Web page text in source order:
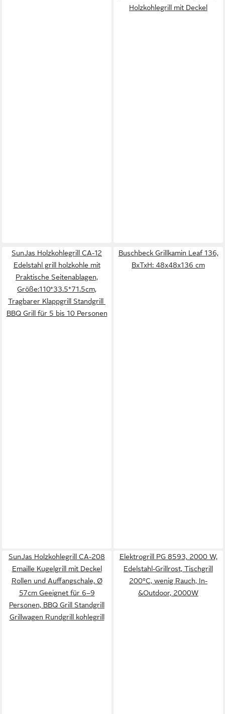
Holzkohlegrill mit Deckel
SunJas Holzkohlegrill CA-12
Edelstahl grill holzkohle mit
Praktische Seitenablagen,
Größe:110*33.5*71.5cm,
Tragbarer Klappgrill Standgrill
BBQ Grill für 5 bis 10 Personen
Buschbeck Grillkamin Leaf 136,
BxTxH: 48x48x136 cm
SunJas Holzkohlegrill CA-208
Emaille Kugelgrill mit Deckel
Rollen und Auffangschale, Ø
57cm Geeignet für 6–9
Personen, BBQ Grill Standgrill
Grillwagen Rundgrill kohlegrill
Elektrogrill PG 8593, 2000 W,
Edelstahl-Grillrost, Tischgrill
200°C, wenig Rauch, In-
&Outdoor, 2000W